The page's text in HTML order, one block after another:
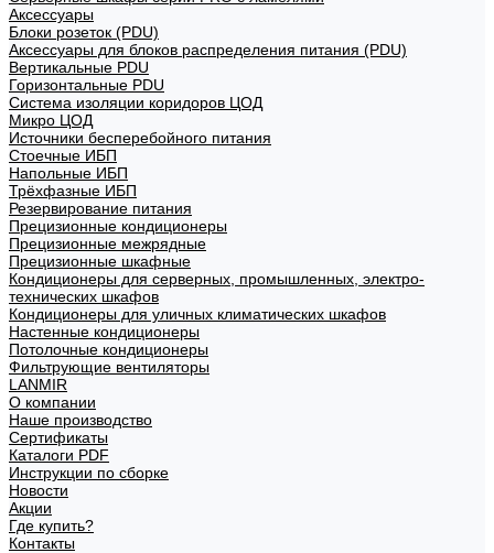
Аксессуары
Блоки розеток (PDU)
Аксессуары для блоков распределения питания (PDU)
Вертикальные PDU
Горизонтальные PDU
Система изоляции коридоров ЦОД
Микро ЦОД
Источники бесперебойного питания
Стоечные ИБП
Напольные ИБП
Трёхфазные ИБП
Резервирование питания
Прецизионные кондиционеры
Прецизионные межрядные
Прецизионные шкафные
Кондиционеры для серверных, промышленных, электро-
технических шкафов
Кондиционеры для уличных климатических шкафов
Настенные кондиционеры
Потолочные кондиционеры
Фильтрующие вентиляторы
LANMIR
О компании
Наше производство
Сертификаты
Каталоги PDF
Инструкции по сборке
Новости
Акции
Где купить?
Контакты